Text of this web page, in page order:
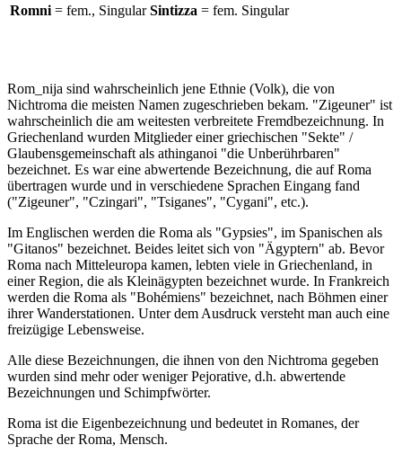
Romni = fem., Singular Sintizza = fem. Singular
Rom_nija sind wahrscheinlich jene Ethnie (Volk), die von
Nichtroma die meisten Namen zugeschrieben bekam. "Zigeuner" ist
wahrscheinlich die am weitesten verbreitete Fremdbezeichnung. In
Griechenland wurden Mitglieder einer griechischen "Sekte" /
Glaubensgemeinschaft als athinganoi "die Unberührbaren"
bezeichnet. Es war eine abwertende Bezeichnung, die auf Roma
übertragen wurde und in verschiedene Sprachen Eingang fand
("Zigeuner", "Czingari", "Tsiganes", "Cygani", etc.).
Im Englischen werden die Roma als "Gypsies", im Spanischen als
"Gitanos" bezeichnet. Beides leitet sich von "Ägyptern" ab. Bevor
Roma nach Mitteleuropa kamen, lebten viele in Griechenland, in
einer Region, die als Kleinägypten bezeichnet wurde. In Frankreich
werden die Roma als "Bohémiens" bezeichnet, nach Böhmen einer
ihrer Wanderstationen. Unter dem Ausdruck versteht man auch eine
freizügige Lebensweise.
Alle diese Bezeichnungen, die ihnen von den Nichtroma gegeben
wurden sind mehr oder weniger Pejorative, d.h. abwertende
Bezeichnungen und Schimpfwörter.
Roma ist die Eigenbezeichnung und bedeutet in Romanes, der
Sprache der Roma, Mensch.